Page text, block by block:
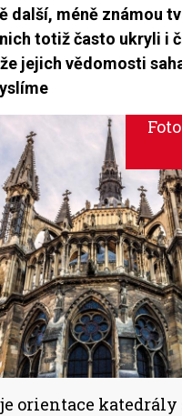
další, méně známou
totiž často ukryli i
jejich vědomosti
orientace katedrály